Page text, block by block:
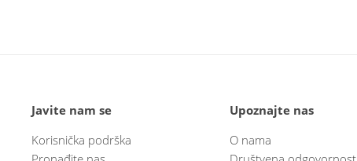
Javite nam se
Korisnička podrška
Upoznajte nas
O nama